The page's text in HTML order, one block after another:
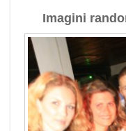
Imagini